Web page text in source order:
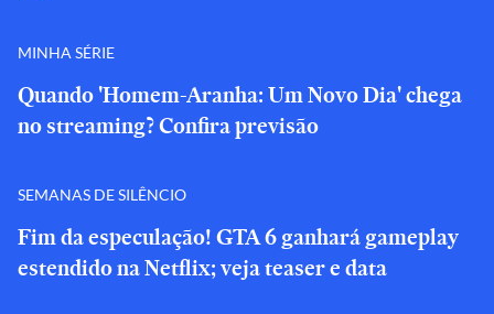
MINHA SÉRIE
Quando 'Homem-Aranha: Um Novo Dia' chega
no streaming? Confira previsão
SEMANAS DE SILÊNCIO
Fim da especulação! GTA 6 ganhará gameplay
estendido na Netflix; veja teaser e data